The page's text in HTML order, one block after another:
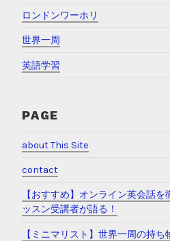
ロンドンワーホリ
世界一周
英語学習
PAGE
about This Site
contact
【おすすめ】オンライン英会話
ッスン受講者が語る！
【ミニマリスト】世界一周の持